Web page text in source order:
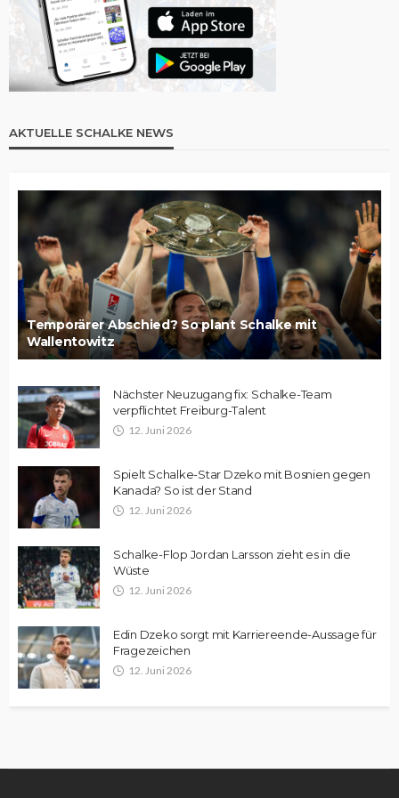
AKTUELLE SCHALKE NEWS
Temporärer Abschied? So plant Schalke mit
Wallentowitz
Nächster Neuzugang fix: Schalke-Team
verpflichtet Freiburg-Talent
12. Juni 2026
Spielt Schalke-Star Dzeko mit Bosnien gegen
Kanada? So ist der Stand
12. Juni 2026
Schalke-Flop Jordan Larsson zieht es in die
Wüste
12. Juni 2026
Edin Dzeko sorgt mit Karriereende-Aussage für
Fragezeichen
12. Juni 2026